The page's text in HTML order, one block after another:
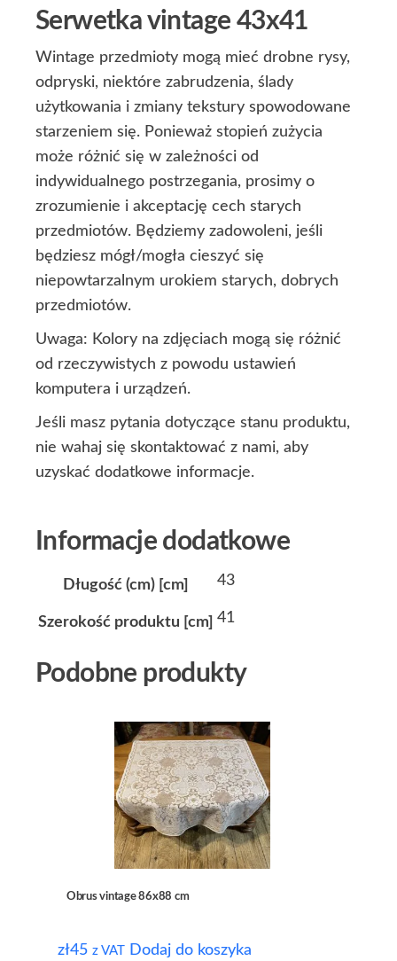
Serwetka vintage 43x41
Wintage przedmioty mogą mieć drobne rysy,
odpryski, niektóre zabrudzenia, ślady
użytkowania i zmiany tekstury spowodowane
starzeniem się. Ponieważ stopień zużycia
może różnić się w zależności od
indywidualnego postrzegania, prosimy o
zrozumienie i akceptację cech starych
przedmiotów. Będziemy zadowoleni, jeśli
będziesz mógł/mogła cieszyć się
niepowtarzalnym urokiem starych, dobrych
przedmiotów.
Uwaga: Kolory na zdjęciach mogą się różnić
od rzeczywistych z powodu ustawień
komputera i urządzeń.
Jeśli masz pytania dotyczące stanu produktu,
nie wahaj się skontaktować z nami, aby
uzyskać dodatkowe informacje.
Informacje dodatkowe
Długość (cm) [cm] 43
Szerokość produktu [cm] 41
Podobne produkty
Obrus vintage 86x88 cm
zł45 z VAT Dodaj do koszyka